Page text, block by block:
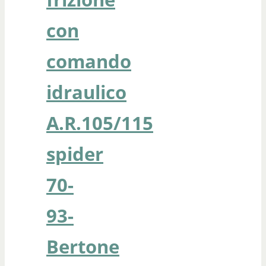
con
comando
idraulico
A.R.105/115
spider
70-
93-
Bertone